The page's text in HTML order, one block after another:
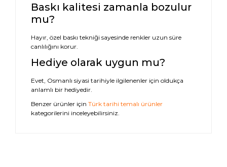
Baskı kalitesi zamanla bozulur
mu?
Hayır, özel baskı tekniği sayesinde renkler uzun süre
canlılığını korur.
Hediye olarak uygun mu?
Evet, Osmanlı siyasi tarihiyle ilgilenenler için oldukça
anlamlı bir hediyedir.
Benzer ürünler için Türk tarihi temalı ürünler
kategorilerini inceleyebilirsiniz.